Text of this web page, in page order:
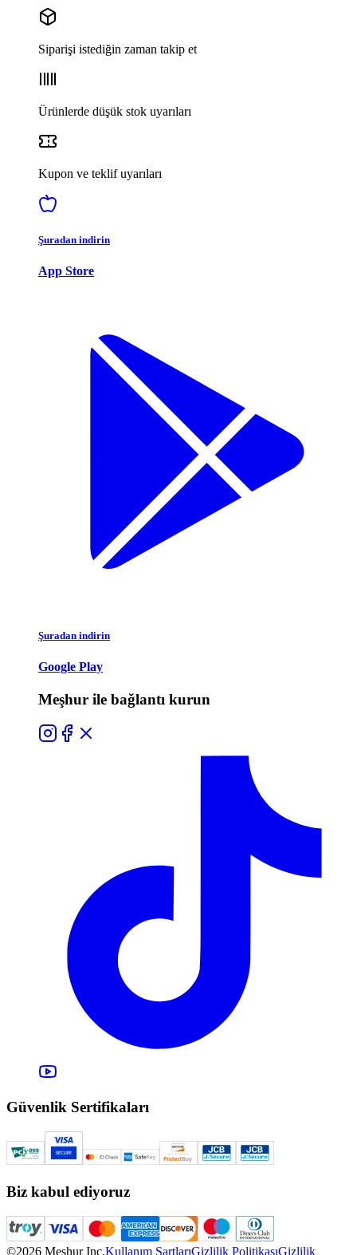
Siparişi istediğin zaman takip et
Ürünlerde düşük stok uyarıları
Kupon ve teklif uyarıları
Şuradan indirin
App Store
Şuradan indirin
Google Play
Meşhur ile bağlantı kurun
Güvenlik Sertifikaları
Biz kabul ediyoruz
©2026 Meşhur Inc.Kullanım ŞartlarıGizlilik PolitikasıGizlilik